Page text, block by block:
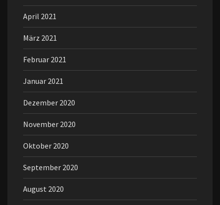
April 2021
März 2021
Februar 2021
Januar 2021
Dezember 2020
November 2020
Oktober 2020
September 2020
August 2020